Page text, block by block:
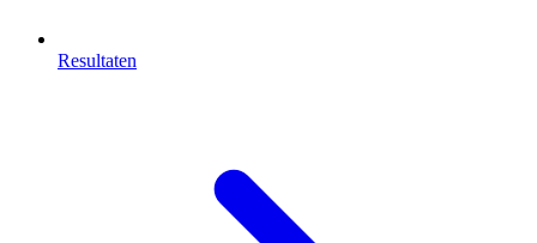
Resultaten